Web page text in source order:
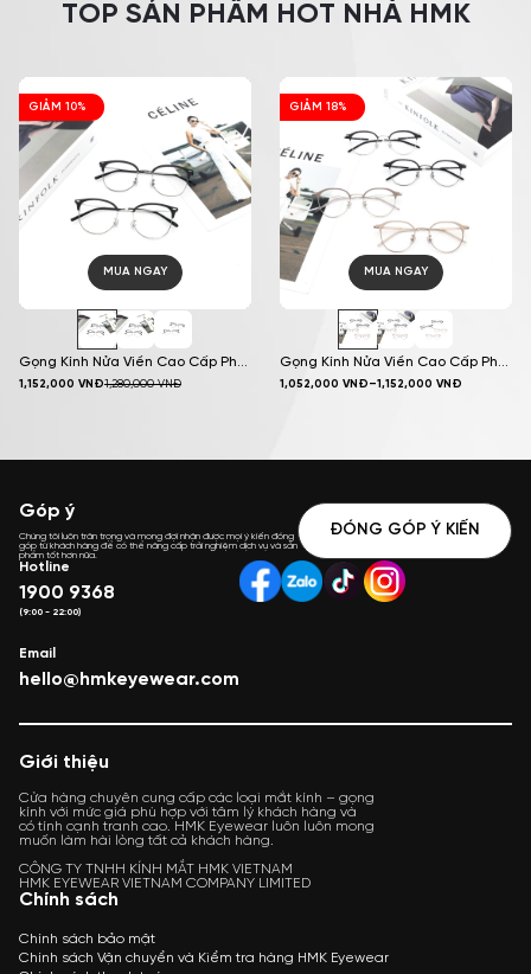
TOP SẢN PHẨM HOT NHÀ HMK
GIẢM 10%
MUA NGAY
Gọng Kính Nửa Viền Cao Cấp Phối
Kim Loại HMK Eyewear Cá Tính
1,152,000 VNĐ1,280,000VNĐ
GIẢM 18%
MUA NGAY
Gọng Kính Nửa Viền Cao Cấp Phối
Kim Loại HMK Eyewear Cá Tính
1,052,000 VNĐ–1,152,000 VNĐ
Góp ý
Chúng tôi luôn trân trọng và mong đợi nhận được mọi ý kiến đóng
góp từ khách hàng để có thể nâng cấp trải nghiệm dịch vụ và sản
phẩm tốt hơn nữa.
ĐÓNG GÓP Ý KIẾN
Hotline
1900 9368
(9:00 - 22:00)
Email
hello@hmkeyewear.com
Giới thiệu
Cửa hàng chuyên cung cấp các loại mắt kính – gọng
kính với mức giá phù hợp với tâm lý khách hàng và
có tính cạnh tranh cao. HMK Eyewear luôn luôn mong
muốn làm hài lòng tất cả khách hàng.
CÔNG TY TNHH KÍNH MẮT HMK VIETNAM
HMK EYEWEAR VIETNAM COMPANY LIMITED
Chính sách
Chính sách bảo mật
Chính sách Vận chuyển và Kiểm tra hàng HMK Eyewear